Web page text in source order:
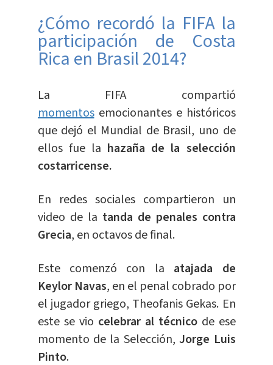
¿Cómo recordó la FIFA la
participación de Costa
Rica en Brasil 2014?
La FIFA compartió
momentosemocionantes e históricos
que dejó el Mundial de Brasil, uno de
ellos fue la hazaña de la selección
costarricense.
En redes sociales compartieron un
video de la tanda de penales contra
Grecia, en octavos de final.
Este comenzó con la atajada de
Keylor Navas, en el penal cobrado por
el jugador griego, Theofanis Gekas. En
este se vio celebrar al técnicode ese
momento de la Selección, Jorge Luis
Pinto.